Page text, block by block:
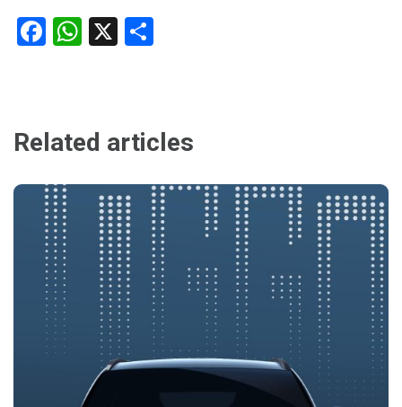
Facebook
WhatsApp
X
Related articles